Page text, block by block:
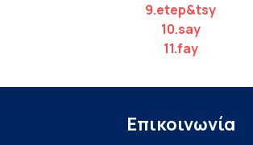
9.etep&tsy
10.say
11.fay
Επικοινωνία